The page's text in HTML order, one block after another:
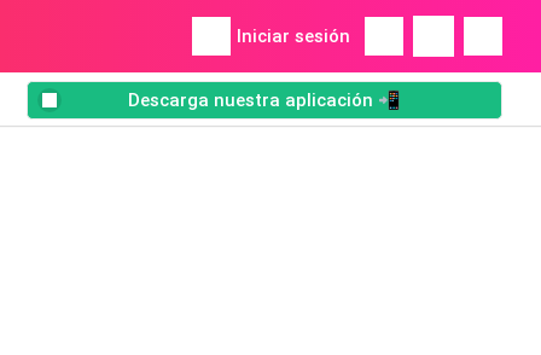
Iniciar sesión
Descarga nuestra aplicación 📲